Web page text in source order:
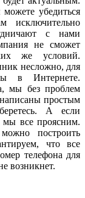
убедиться
исключительно
с нами
не сможет
же условий.
несложно, для
в Интернете.
мы без проблем
простым
А если
мы все проясним.
построить
что все
телефона для
возникнет.